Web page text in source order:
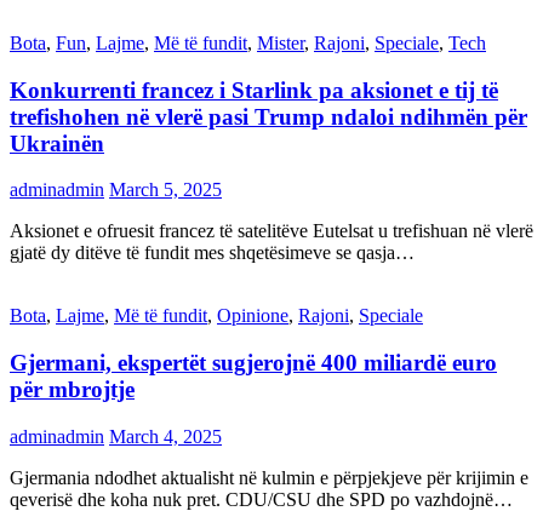
Bota, Fun, Lajme, Më të fundit, Mister, Rajoni, Speciale, Tech
Konkurrenti francez i Starlink pa aksionet e tij të
trefishohen në vlerë pasi Trump ndaloi ndihmën për
Ukrainën
adminadmin March 5, 2025
Aksionet e ofruesit francez të satelitëve Eutelsat u trefishuan në vlerë
gjatë dy ditëve të fundit mes shqetësimeve se qasja…
Bota, Lajme, Më të fundit, Opinione, Rajoni, Speciale
Gjermani, ekspertët sugjerojnë 400 miliardë euro
për mbrojtje
adminadmin March 4, 2025
Gjermania ndodhet aktualisht në kulmin e përpjekjeve për krijimin e
qeverisë dhe koha nuk pret. CDU/CSU dhe SPD po vazhdojnë…